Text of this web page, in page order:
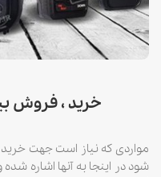
خرید ، فروش
مواردی که نیاز است جهت
شود در اینجا به آنها اشاره